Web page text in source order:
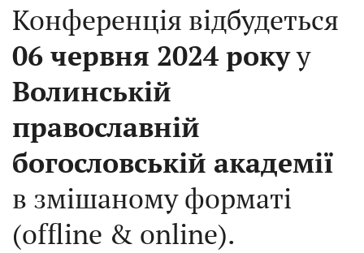
Конференція відбудеться
06 червня 2024 рокуу
Волинській
православній
богословській академії
в змішаному форматі
(offline & online).